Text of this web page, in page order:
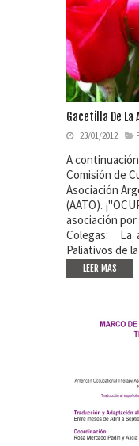
Gacetilla De La
23/01/2012
A
Comisión de
Asociación
(AATO).
asociación
Colegas: La
Paliativos de
LEER MAS